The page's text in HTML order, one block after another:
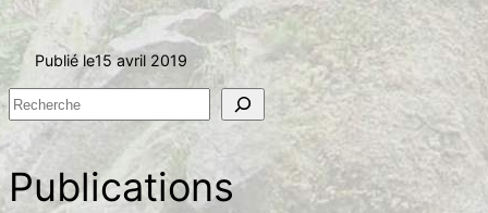
Publié le15 avril 2019
R
h
Publications